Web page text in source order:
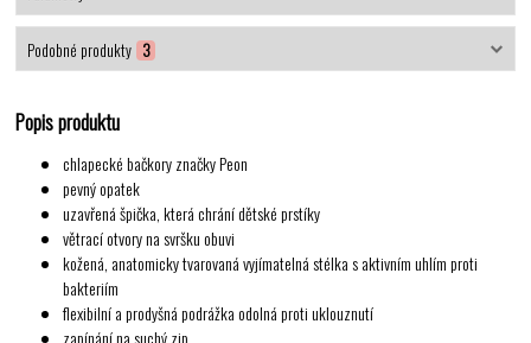
Podobné produkty 3
Popis produktu
chlapecké bačkory značky Peon
pevný opatek
uzavřená špička, která chrání dětské prstíky
větrací otvory na svršku obuvi
kožená, anatomicky tvarovaná vyjímatelná stélka s aktivním uhlím proti
bakteriím
flexibilní a prodyšná podrážka odolná proti uklouznutí
zapínání na suchý zip